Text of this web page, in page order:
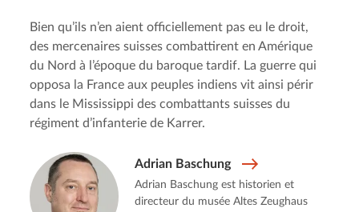
Bien qu’ils n’en aient officiellement pas eu le droit,
des mercenaires suisses combattirent en Amérique
du Nord à l’époque du baroque tardif. La guerre qui
opposa la France aux peuples indiens vit ainsi périr
dans le Mississippi des combattants suisses du
régiment d’infanterie de Karrer.
Adrian Baschung
Adrian Baschung est historien et
directeur du musée Altes Zeughaus